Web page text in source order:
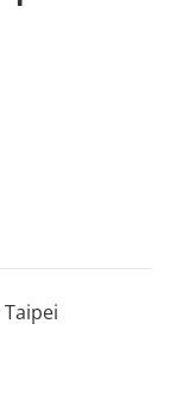
Taipei